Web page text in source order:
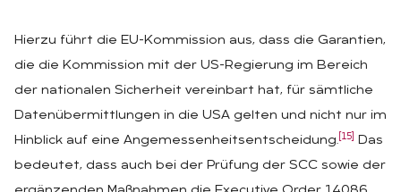
Hierzu führt die EU-Kommission aus, dass die Garantien,
die die Kommission mit der US-Regierung im Bereich
der nationalen Sicherheit vereinbart hat, für sämtliche
Datenübermittlungen in die USA gelten und nicht nur im
Hinblick auf eine Angemessenheitsentscheidung. [15]
Das
bedeutet, dass auch bei der Prüfung der SCC sowie der